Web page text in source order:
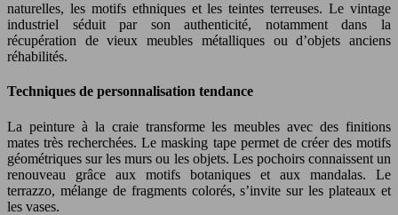
naturelles, les motifs ethniques et les teintes terreuses. Le vintage
industriel séduit par son authenticité, notamment dans la
récupération de vieux meubles métalliques ou d’objets anciens
réhabilités.
Techniques de personnalisation tendance
La peinture à la craie transforme les meubles avec des finitions
mates très recherchées. Le masking tape permet de créer des motifs
géométriques sur les murs ou les objets. Les pochoirs connaissent un
renouveau grâce aux motifs botaniques et aux mandalas. Le
terrazzo, mélange de fragments colorés, s’invite sur les plateaux et
les vases.